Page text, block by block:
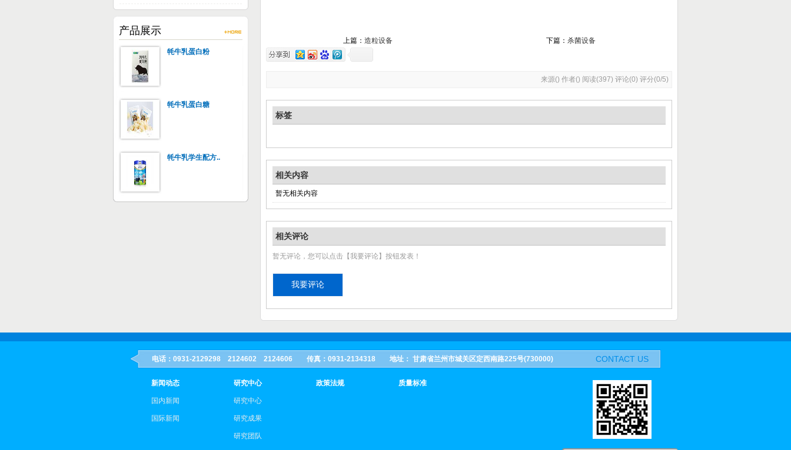
产品展示
牦牛乳蛋白粉
牦牛乳蛋白糖
牦牛乳学生配方..
上篇： 造粒设备 下篇： 杀菌设备
来源() 作者() 阅读(397) 评论(0) 评分(0/5)
标签
相关内容
暂无相关内容
相关评论
暂无评论，您可以点击【我要评论】按钮发表！
CONTACT US
电话：0931-2129298 2124602 2124606 传真：0931-2134318 地址： 甘肃省兰州市城关区定西南路225号(730000)
新闻动态
国内新闻
国际新闻
研究中心
研究中心
研究成果
研究团队
政策法规 质量标准